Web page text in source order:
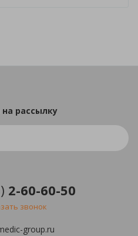
на рассылку
2-60-60-50
звонок
group.ru